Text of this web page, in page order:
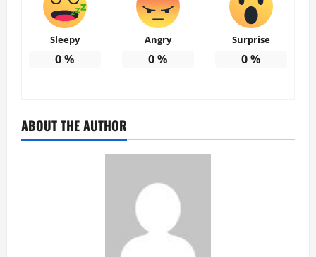
Sleepy
0%
Angry
0%
Surprise
0%
ABOUT THE AUTHOR